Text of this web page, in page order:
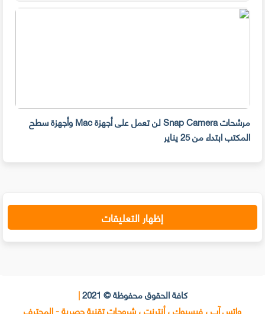
مرشحات Snap Camera لن تعمل على أجهزة Mac وأجهزة سطح
المكتب ابتداء من 25 يناير
إظهار التعليقات
كافة الحقوق محفوظة © 2021 |